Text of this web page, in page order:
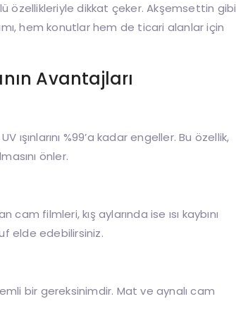
özellikleriyle dikkat çeker. Akşemsettin gibi
hem konutlar hem de ticari alanlar için
Avantajları
ışınlarını %99’a kadar engeller. Bu özellik,
önler.
cam filmleri, kış aylarında ise ısı kaybını
elde edebilirsiniz.
bir gereksinimdir. Mat ve aynalı cam